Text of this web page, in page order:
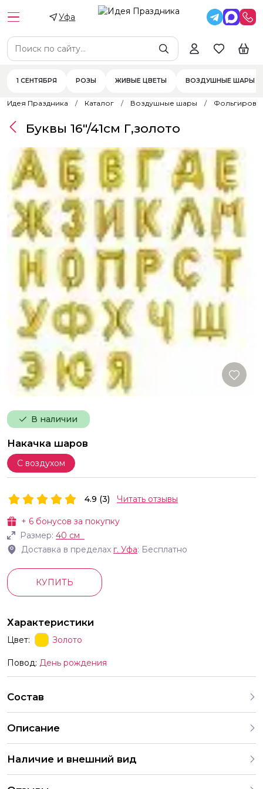
Уфа
1 СЕНТЯБРЯ РОЗЫ ЖИВЫЕ ЦВЕТЫ ВОЗДУШНЫЕ ШАРЫ
Идея Праздника Каталог Воздушные шары
В наличии
Накачка шаров
С воздухом
Буквы 16"/41см Г,золото
+ 6 бонусов за покупку
Размер: 40 см
Доставка в пределах г. Уфа: Бесплатно
4.9 (3) Читать отзывы
КУПИТЬ
Характеристики
Цвет: Золото
Повод: День рождения
Состав
Описание
имеет встроенный клапан Эта конструкция позволяет
создать композицию надув шар воздухом Идеально для
мероприятий выпускной Новый год день рождения
Наличие и внешний вид